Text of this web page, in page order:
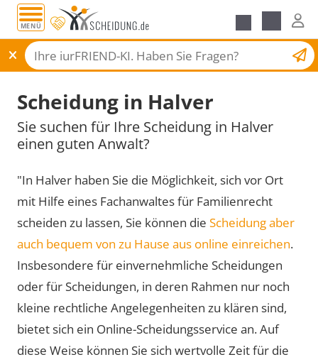
MENÜ
Scheidungsantrag
Scheidung in Halver
Sie suchen für Ihre Scheidung in Halver
einen guten Anwalt?
"In Halver haben Sie die Möglichkeit, sich vor Ort
mit Hilfe eines Fachanwaltes für Familienrecht
scheiden zu lassen, Sie können die Scheidung aber
auch bequem von zu Hause aus online einreichen.
Insbesondere für einvernehmliche Scheidungen
oder für Scheidungen, in deren Rahmen nur noch
kleine rechtliche Angelegenheiten zu klären sind,
bietet sich ein Online-Scheidungsservice an. Auf
diese Weise können Sie sich wertvolle Zeit für die